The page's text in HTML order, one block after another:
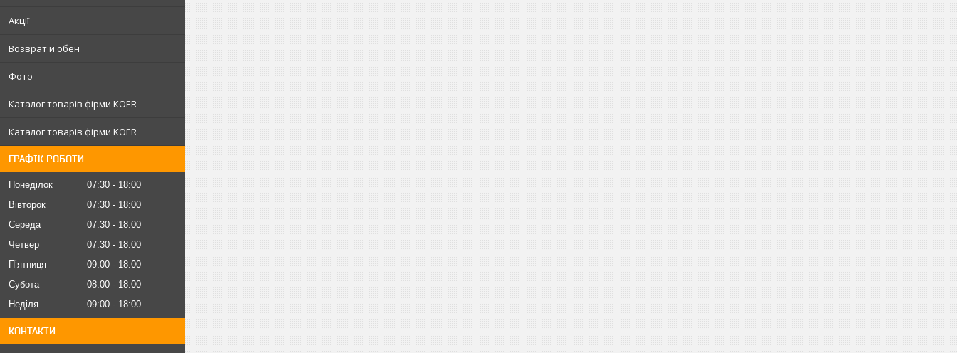
Акції
Возврат и обен
Фото
Каталог товарів фірми KOER
Каталог товарів фірми KOER
ГРАФІК РОБОТИ
Понеділок 07:30
18:00
Вівторок
07:30
18:00
Середа
07:30
18:00
Четвер
07:30
18:00
Пʼятниця
09:00
18:00
Субота
08:00
18:00
Неділя
09:00 18:00
КОНТАКТИ